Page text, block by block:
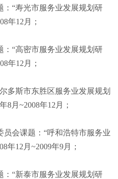
：“寿光市服务业发展规划研
年12月；
：“高密市服务业发展规划研
年12月；
多斯市东胜区服务业发展规划
8月~2008年12月；
会课题：“呼和浩特市服务业
年12月~2009年9月；
：“新泰市服务业发展规划研